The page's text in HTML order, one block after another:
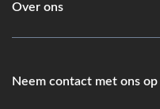
Over ons
Neem contact met ons op